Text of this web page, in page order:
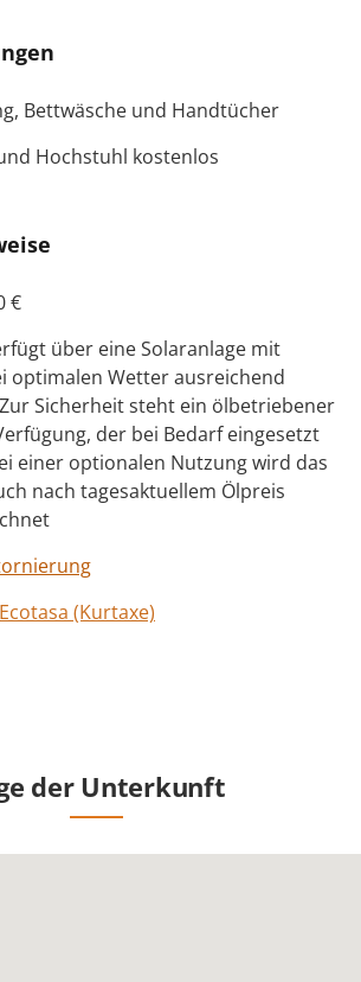
Bettwäsche und Handtücher
Hochstuhl kostenlos
€
über eine Solaranlage mit
optimalen Wetter ausreichend
Sicherheit steht ein ölbetriebener
der bei Bedarf eingesetzt
einer optionalen Nutzung wird das
nach tagesaktuellem Ölpreis
Ecotasa (Kurtaxe)
der Unterkunft